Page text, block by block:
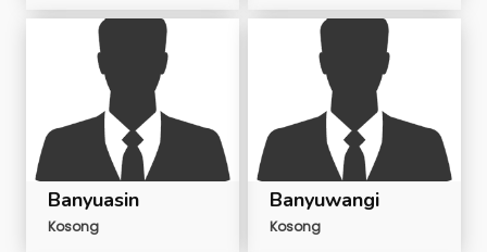
Banyuasin
Kosong
Banyuwangi
Kosong